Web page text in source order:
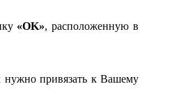
«OK», расположенную в
нужно привязать к Вашему